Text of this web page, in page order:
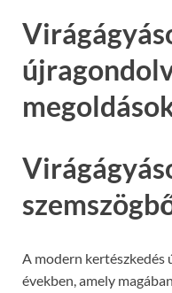
A modern
években, amely